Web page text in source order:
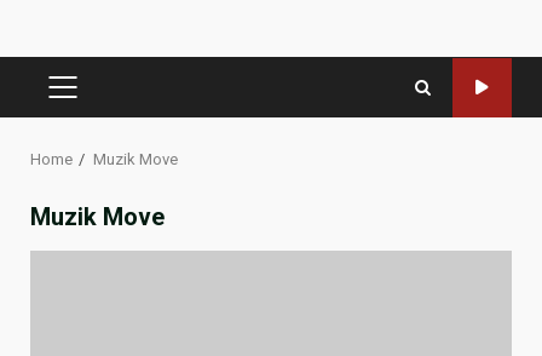
PRIMARY
Home Muzik Move
Muzik Move